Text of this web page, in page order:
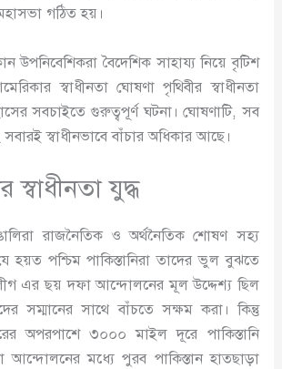
গঠিত হয়।
উপনিবেশিকরা বৈদেশিক সাহায্য নিয়ে বৃটিশ
স্বাধীনতা ঘোষণা পৃথিবীর স্বাধীনতা
সবচাইতে গুরুত্বপূর্ণ ঘটনা। ঘোষণাটি, সব
স্বাধীনভাবে বাঁচার অধিকার আছে।
স্বাধীনতা যুদ্ধ
রাজনৈতিক ও অর্থনৈতিক শোষণ সহ্য
হয়ত পশ্চিম পাকিস্তানিরা তাদের ভুল বুঝতে
এর ছয় দফা আন্দোলনের মূল উদ্দেশ্য ছিল
সম্মানের সাথে বাঁচতে সক্ষম করা। কিন্তু
অপরপাশে ৩০০০ মাইল দূরে পাকিস্তানি
মধ্যে পুরব পাকিস্তান হাতছাড়া